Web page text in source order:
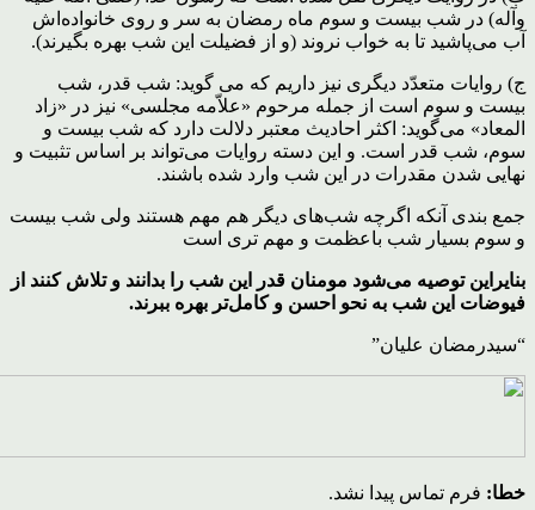
وآله) در شب بیست و سوم ماه رمضان به سر و روى خانواده‌اش
آب مى‌پاشید تا به خواب نروند (و از فضیلت این شب بهره بگیرند).
ج) روایات متعدّد دیگرى نیز داریم که مى گوید: شب قدر، شب
بیست و سوم است از جمله مرحوم «علاّمه مجلسى» نیز در «زاد
المعاد» مى‌گوید: اکثر احادیث معتبر دلالت دارد که شب بیست و
سوم، شب قدر است. و این دسته روایات می‌تواند بر اساس تثبیت و
نهایی شدن مقدرات در این شب وارد شده باشند.
جمع بندی آنکه اگرچه شب‌های دیگر هم مهم هستند ولی شب بیست
و سوم بسیار شب باعظمت و مهم تری است
بنایراین توصیه می‌شود مومنان قدر این شب را بدانند و تلاش کنند از
فیوضات این شب به نحو احسن و کامل‌تر بهره ببرند.
“سیدرمضان علیان”
خطا: فرم تماس پیدا نشد.